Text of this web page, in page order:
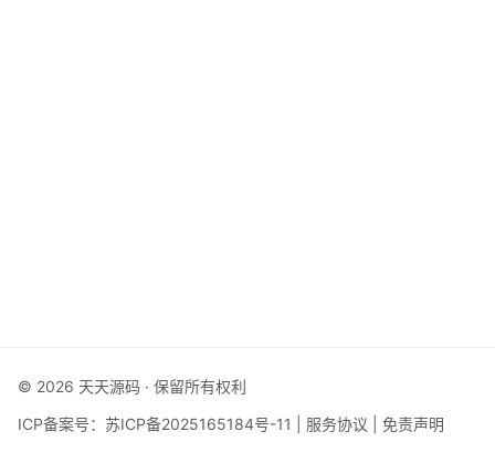
© 2026 天天源码 · 保留所有权利
ICP备案号： 苏ICP备2025165184号-11 服务协议 免责声明